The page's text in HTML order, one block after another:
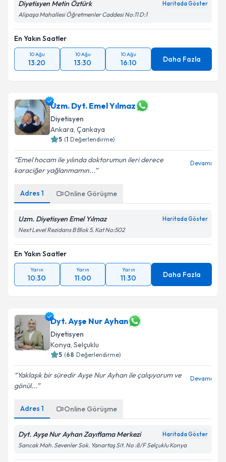
Diyetisyen Metin Öztürk Haritada Göster
Alipaşa Mahallesi Öğretmenler Caddesi No:11 D:1
En Yakın Saatler
10 Ağu
13:20
10 Ağu
13:30
10 Ağu
16:10 Daha Fazla
Uzm. Dyt. Emel Yılmaz
Diyetisyen
Ankara, Çankaya
5 (1 Değerlendirme)
Emel hocam ile yılında doktorumun ileri derece
karaciğer yağlanmamın...
Devamı
Adres 1 Online Görüşme
Uzm. Diyetisyen Emel Yılmaz Haritada Göster
Next Level Rezidans B Blok 5. Kat No:502
En Yakın Saatler
Yarın
10:30
Yarın
11:00
Yarın
11:30 Daha Fazla
Dyt. Ayşe Nur Ayhan
Diyetisyen
Konya, Selçuklu
5 (68 Değerlendirme)
Yaklaşık bir süredir Ayşe Nur Ayhan ile çalışıyorum ve
gönül...
Devamı
Adres 1 Online Görüşme
Dyt. Ayşe Nur Ayhan Zayıflama Merkezi Haritada Göster
Sancak Mah. Sevenler Sok. Yanartaş Sit. No :8/F Selçuklu Konya